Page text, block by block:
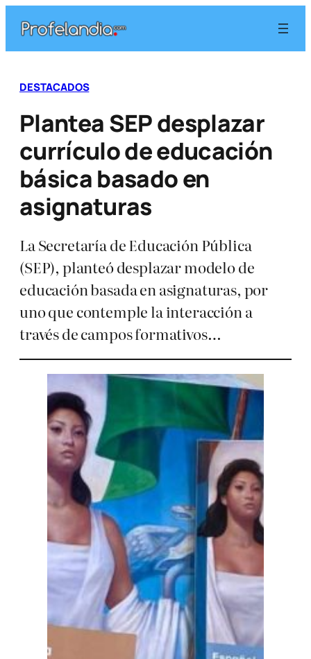
contenido
DESTACADOS
Plantea SEP desplazar
currículo de educación
básica basado en
asignaturas
La Secretaría de Educación Pública
(SEP), planteó desplazar modelo de
educación basada en asignaturas, por
uno que contemple la interacción a
través de campos formativos…